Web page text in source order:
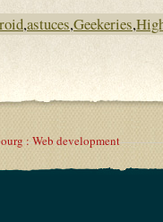
,astuces,Geekeries,
: Web development